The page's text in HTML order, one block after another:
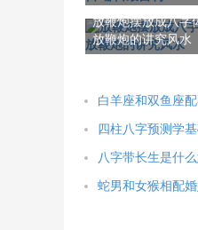
放鞭炮摆放成八字
放鞭炮的讲究风水
白羊座和双鱼座
四柱八字预测学
八字带长生是什
蛇男和女猴相配